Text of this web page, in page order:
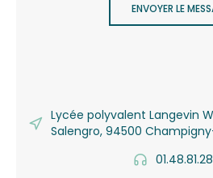
ENVOYER LE
Lycée polyvalent Langevin
Salengro, 94500